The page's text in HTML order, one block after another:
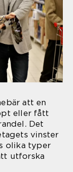
att en
eller fått
Det
vinster
olika typer
utforska